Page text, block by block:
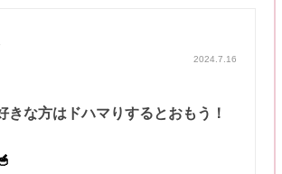
2024.7.16
きな方はドハマりするとおもう！